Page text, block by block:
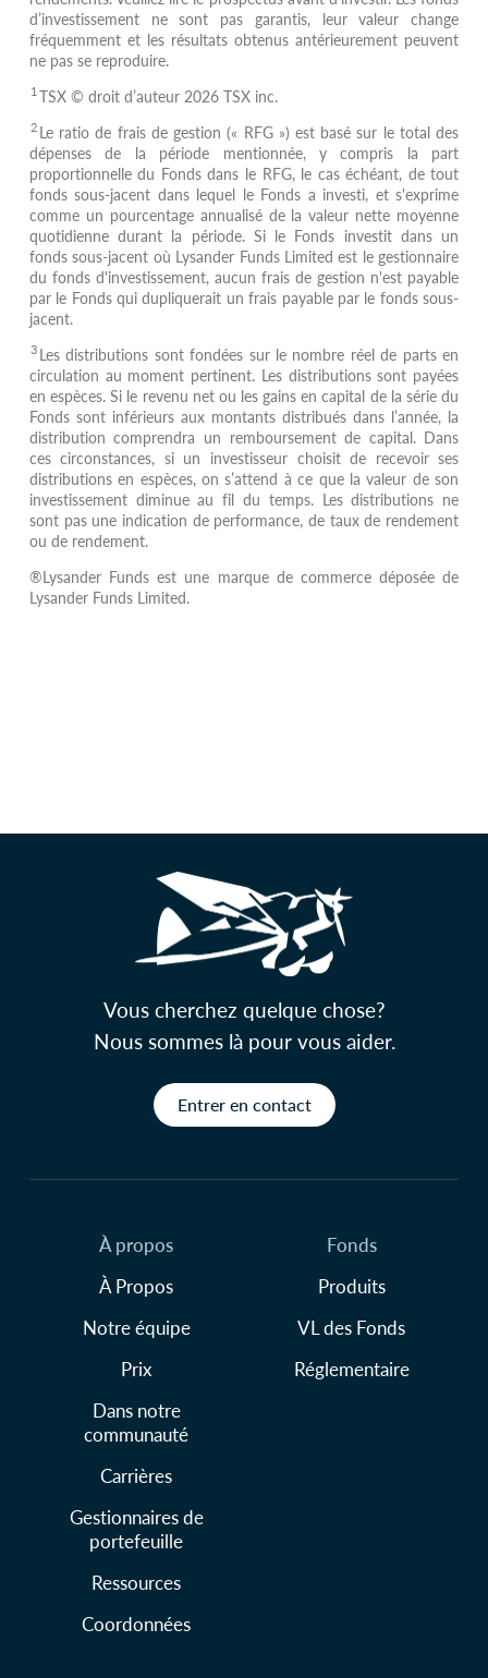
d’investissement ne sont pas garantis, leur valeur change
fréquemment et les résultats obtenus antérieurement peuvent
ne pas se reproduire.
1TSX © droit d’auteur 2026 TSX inc.
2 Le ratio de frais de gestion (« RFG ») est basé sur le total des
dépenses de la période mentionnée, y compris la part
proportionnelle du Fonds dans le RFG, le cas échéant, de tout
fonds sous-jacent dans lequel le Fonds a investi, et s'exprime
comme un pourcentage annualisé de la valeur nette moyenne
quotidienne durant la période. Si le Fonds investit dans un
fonds sous-jacent où Lysander Funds Limited est le gestionnaire
du fonds d'investissement, aucun frais de gestion n'est payable
par le Fonds qui dupliquerait un frais payable par le fonds sous-
jacent.
3 Les distributions sont fondées sur le nombre réel de parts en
circulation au moment pertinent. Les distributions sont payées
en espèces. Si le revenu net ou les gains en capital de la série du
Fonds sont inférieurs aux montants distribués dans l’année, la
distribution comprendra un remboursement de capital. Dans
ces circonstances, si un investisseur choisit de recevoir ses
distributions en espèces, on s’attend à ce que la valeur de son
investissement diminue au fil du temps. Les distributions ne
sont pas une indication de performance, de taux de rendement
ou de rendement.
®Lysander Funds est une marque de commerce déposée de
Lysander Funds Limited.
Vous cherchez quelque chose?
Nous sommes là pour vous aider.
Entrer en contact
À propos
À Propos
Notre équipe
Prix
Dans notre
communauté
Carrières
Fonds
Produits
VL des Fonds
Réglementaire
Gestionnaires de
portefeuille
Ressources
Coordonnées